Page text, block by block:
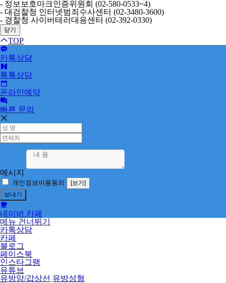
- 정보보호마크인증위원회 (02-580-0533~4)
- 대검찰청 인터넷범죄수사센터 (02-3480-3600)
- 경찰청 사이버테러대응센터 (02-392-0330)
닫기
TOP
카톡상담
톡톡상담
온라인예약
빠른 문의
메시지
개인정보이용동의 [보기]
네이버 카페
메뉴 건너뛰기
카톡상담
카페
블로그
페이스북
인스타그램
유튜브
유방암/갑상선 유방성형